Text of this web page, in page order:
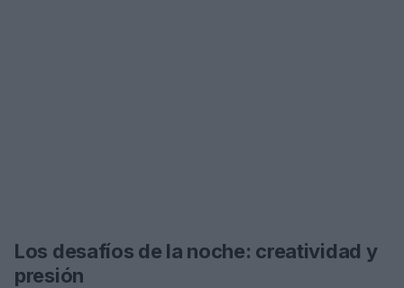
Los desafíos de la noche: creatividad y
presión